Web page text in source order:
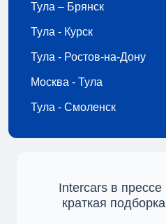
Тула – Брянск
Тула - Курск
Тула - Ростов-на-Дону
Москва - Тула
Тула - Смоленск
Intercars в
краткая